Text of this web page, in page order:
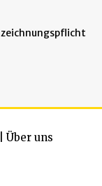
Über uns